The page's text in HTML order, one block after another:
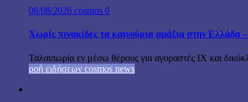
08/08/2026 cosmos 0
Χωρίς πινακίδες τα καινούρια αμάξια στην Ελλάδα –
Ταλαιπωρία εν μέσω θέρους για αγοραστές ΙΧ και
ροή ειδήσεων cosmos news